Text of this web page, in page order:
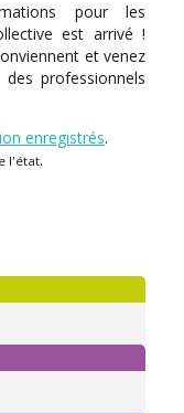
pour les
est arrivé !
et venez
professionnels
enregistrés.
l'état.